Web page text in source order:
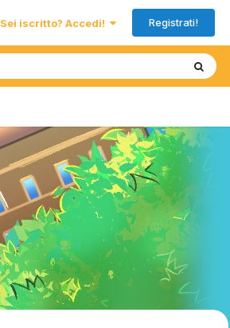
Sei iscritto? Accedi! Registrati!